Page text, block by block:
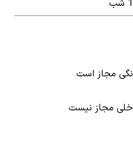
مجاز است
مجاز نیست